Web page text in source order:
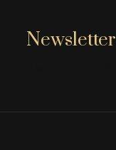
Newsletter